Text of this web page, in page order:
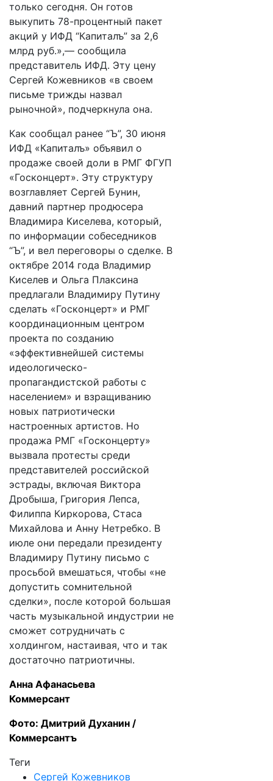
только сегодня. Он готов
выкупить 78-процентный пакет
акций у ИФД “Капиталъ” за 2,6
млрд руб.»,— сообщила
представитель ИФД. Эту цену
Сергей Кожевников «в своем
письме трижды назвал
рыночной», подчеркнула она.
Как сообщал ранее “Ъ”, 30 июня
ИФД «Капиталъ» объявил о
продаже своей доли в РМГ ФГУП
«Госконцерт». Эту структуру
возглавляет Сергей Бунин,
давний партнер продюсера
Владимира Киселева, который,
по информации собеседников
“Ъ”, и вел переговоры о сделке. В
октябре 2014 года Владимир
Киселев и Ольга Плаксина
предлагали Владимиру Путину
сделать «Госконцерт» и РМГ
координационным центром
проекта по созданию
«эффективнейшей системы
идеологическо-
пропагандистской работы с
населением» и взращиванию
новых патриотически
настроенных артистов. Но
продажа РМГ «Госконцерту»
вызвала протесты среди
представителей российской
эстрады, включая Виктора
Дробыша, Григория Лепса,
Филиппа Киркорова, Стаса
Михайлова и Анну Нетребко. В
июле они передали президенту
Владимиру Путину письмо с
просьбой вмешаться, чтобы «не
допустить сомнительной
сделки», после которой большая
часть музыкальной индустрии не
сможет сотрудничать с
холдингом, настаивая, что и так
достаточно патриотичны.
Анна Афанасьева
Коммерсант
Фото: Дмитрий Духанин /
Коммерсантъ
Теги
Сергей Кожевников